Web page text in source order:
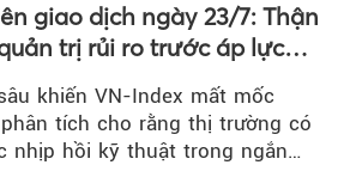
giao dịch ngày 23/7: Thận
trị rủi ro trước áp lực
khiến VN-Index mất mốc
tích cho rằng thị trường có
nhịp hồi kỹ thuật trong ngắn